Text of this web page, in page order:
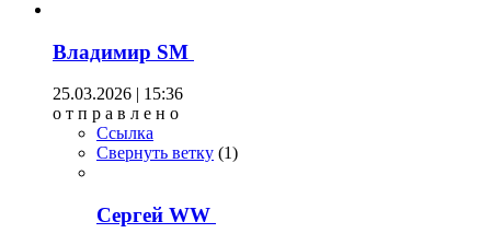
Владимир SM
25.03.2026 | 15:36
о т п р а в л е н о
Ссылка
Свернуть ветку (1)
Сергей WW